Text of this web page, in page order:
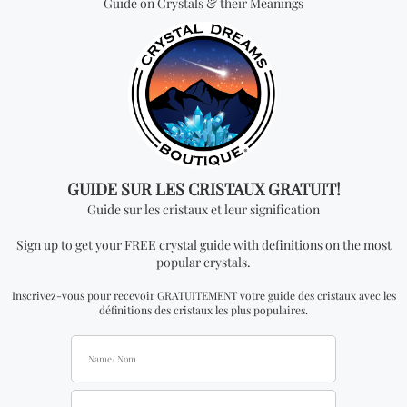
Vous cherchez quelque
chose de spécial? Jetez
un coup d'œil à nos
produits les plus
vendus!